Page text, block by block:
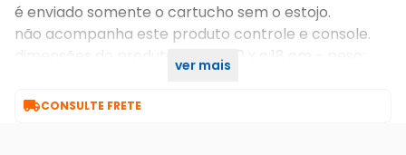
é enviado somente o cartucho sem o estojo.
não acompanha este produto controle e console.
dimensões do produto: l:18 x a:10 x c:18 cm - peso:
ver mais
CONSULTE FRETE